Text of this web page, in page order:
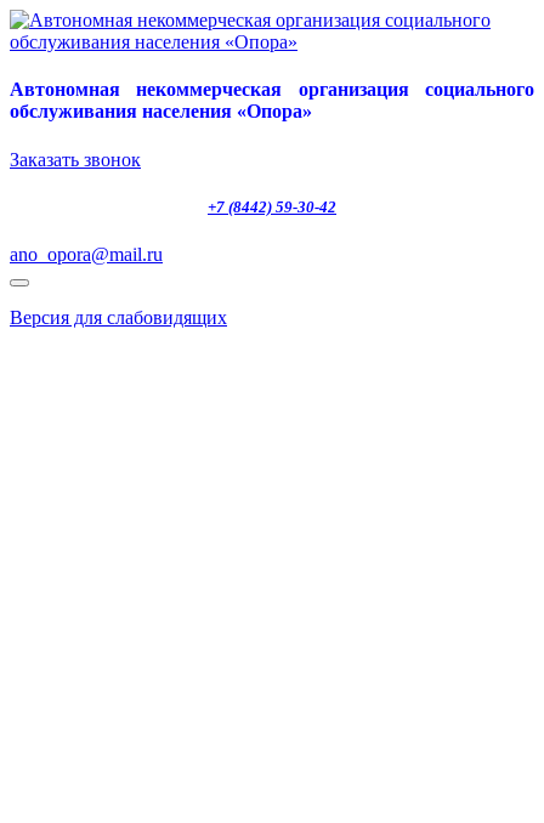
Автономная некоммерческая организация социального
обслуживания населения «Опора»
Заказать звонок
+7 (8442) 59-30-42
ano_opora@mail.ru
Версия для слабовидящих